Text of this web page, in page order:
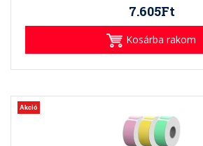
7.605Ft
Kosárba rakom
Akció